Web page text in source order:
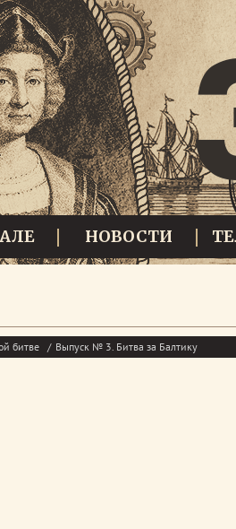
НОВОСТИ
битве Выпуск № 3. Битва за Балтику